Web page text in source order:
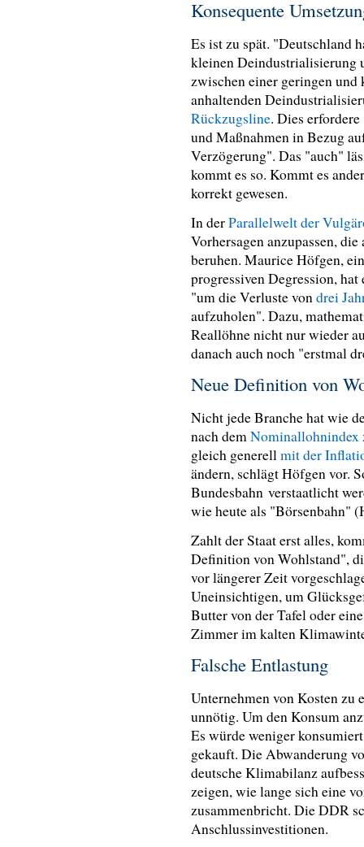
Konsequente
Es ist zu spät. "Deutschland
kleinen Deindustrialisierung
zwischen einer geringen
anhaltenden
Rückzugsline. Dies
und Maßnahmen in Bezug
Verzögerung". Das "auch"
kommt es so. Kommt es
korrekt gewesen.
In derParallelwelt der
Vorhersagen anzupassen,
beruhen. Maurice Höfgen,
progressiven Degression,
"um die Verluste von drei
aufzuholen". Dazu,
Reallöhne nicht nur wieder
danach auch noch "erstmal
Neue Definition von
Nicht jede Branche hat wie
nach dem Nominallohnindex
gleich generell mit der
ändern, schlägt Höfgen vor.
Bundesbahn verstaatlicht
wie heute als "Börsenbahn"
Zahlt der Staat erst alles,
Definition von Wohlstand",
vor längerer Zeit
Uneinsichtigen, um
Butter von der Tafel oder
Zimmer im kalten
Falsche Entlastung
Unternehmen von Kosten zu
unnötig. Um den Konsum
Es würde weniger
gekauft. Die Abwanderung
deutsche Klimabilanz
zeigen, wie lange sich eine
zusammenbricht. Die DDR
Anschlussinvestitionen.